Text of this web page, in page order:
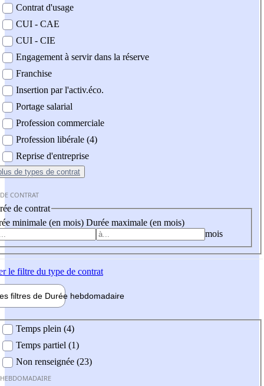
Contrat d'usage
CUI - CAE
CUI - CIE
Engagement à servir dans la réserve
Franchise
Insertion par l'activ.éco.
Portage salarial
Profession commerciale
Profession libérale (4)
Reprise d'entreprise
de types de contrat
CONTRAT
de contrat
minimale (en mois) Durée maximale (en mois)
mois
le filtre du type de contrat
filtres de Durée hebdomadaire
Temps plein (4)
Temps partiel (1)
Non renseignée (23)